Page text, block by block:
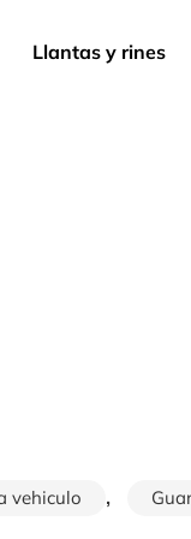
Llantas y rines
vehiculo ,